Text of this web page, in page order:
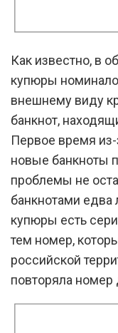
Как известно, в
купюры
внешнему виду
банкнот,
Первое время
новые банкноты
проблемы не
банкнотами едва
купюры есть
тем номер,
российской
повторяла номер